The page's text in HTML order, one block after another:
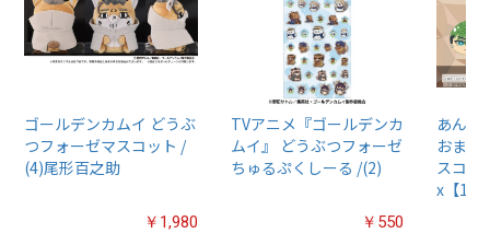
ゴールデンカムイ どうぶ
つフォーゼマスコット /
(4)尾形百之助
￥1,980
TVアニメ『ゴールデンカ
ムイ』 どうぶつフォーゼ
ちゅるぷくしーる /(2)
￥550
あんさ
おまん
スコッ
x【